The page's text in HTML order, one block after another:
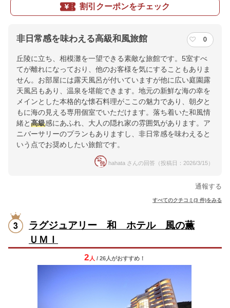
割引クーポンをチェック
非日常感を味わえる高級和風旅館 0
丘陵に立ち、相模灘を一望できる素敵な旅館です。5室すべ
てが離れになっており、他のお客様を気にすることもありま
せん。お部屋には露天風呂が付いていますが他に広い庭園露
天風呂もあり、温泉を堪能できます。地元の新鮮な海の幸を
メインとした本格的な懐石料理がここの魅力であり、朝夕と
もに海の見える専用個室でいただけます。落ち着いた和風情
緒と高級感にあふれ、大人の隠れ家の雰囲気があります。ア
ニバーサリーのプランもありますし、非日常感を味わえると
いう点でお奨めしたい旅館です。
hahata さんの回答（投稿日：2026/3/15）
通報する
すべてのクチコミ(3 件)をみる
ラグジュアリー 和 ホテル 風の薫
ＵＭＩ
2 人 / 26人がおすすめ！